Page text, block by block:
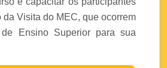
da Visita do MEC, que ocorrem
Ensino Superior para sua